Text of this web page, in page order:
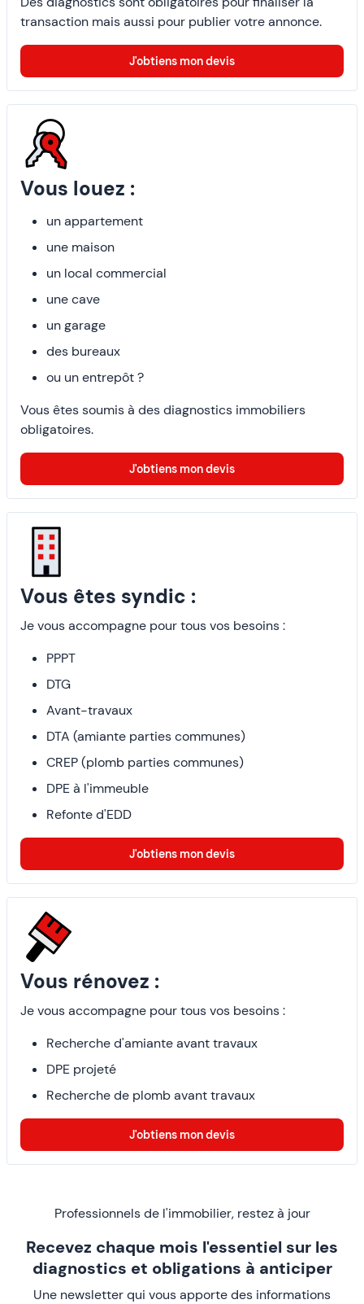
transaction mais aussi pour publier votre annonce.
J'obtiens mon devis
Vous louez :
un appartement
une maison
un local commercial
une cave
un garage
des bureaux
ou un entrepôt ?
Vous êtes soumis à des diagnostics immobiliers
obligatoires.
J'obtiens mon devis
Vous êtes syndic :
Je vous accompagne pour tous vos besoins :
PPPT
DTG
Avant-travaux
DTA (amiante parties communes)
CREP (plomb parties communes)
DPE à l'immeuble
Refonte d'EDD
J'obtiens mon devis
Vous rénovez :
Je vous accompagne pour tous vos besoins :
Recherche d'amiante avant travaux
DPE projeté
Recherche de plomb avant travaux
J'obtiens mon devis
Professionnels de l'immobilier, restez à jour
Recevez chaque mois l'essentiel sur les
diagnostics et obligations à anticiper
Une newsletter qui vous apporte des informations